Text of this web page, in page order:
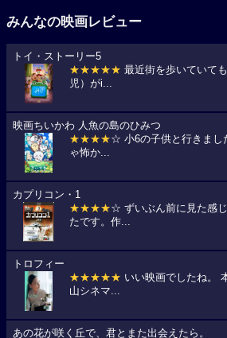
みんなの映画レビュー
トイ・ストーリー5
★★★★★ 最近街を歩いていて
児）がi...
映画ちいかわ 人魚の島のひみつ
★★★★☆ 小6の子供と行きまし
ゃ怖か...
カプリコン・1
★★★★☆ ずいぶん前に見た感
たです。作...
トロフィー
★★★★★ いい映画でしたね。
山シネマ...
あの花が咲く丘で、君とまた出会えたら。